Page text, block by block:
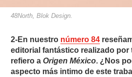
48North, Blok Design.
2-En nuestro número 84
editorial fantástico realizado por
refiero aOrigen México. ¿Nos
aspecto más intimo de este